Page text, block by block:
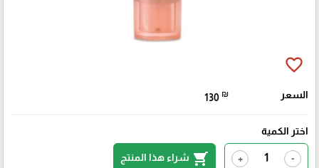
favorite_border
السعر 130 ₪
اختر الكمية
-
+
shopping_cart شراء هذا المنتج